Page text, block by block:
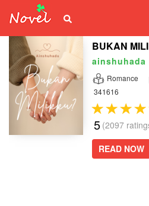
BUKAN
ainshuhada
Romance
341616
5 (2097
READ NOW